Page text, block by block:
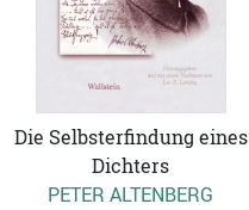
Die Selbsterfindung eines
Dichters
PETER ALTENBERG